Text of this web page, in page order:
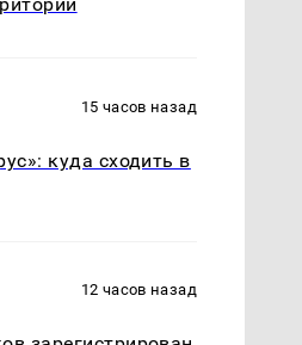
15 часов назад
куда сходить в
12 часов назад